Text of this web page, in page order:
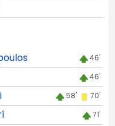
46'
46'
58' 70'
71'